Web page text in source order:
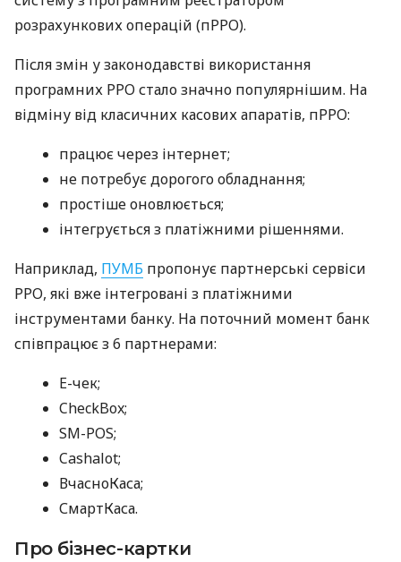
розрахункових операцій (пРРО).
Після змін у законодавстві використання
програмних РРО стало значно популярнішим. На
відміну від класичних касових апаратів, пРРО:
працює через інтернет;
не потребує дорогого обладнання;
простіше оновлюється;
інтегрується з платіжними рішеннями.
Наприклад, ПУМБ пропонує партнерські сервіси
РРО, які вже інтегровані з платіжними
інструментами банку. На поточний момент банк
співпрацює з 6 партнерами:
E-чек;
CheckBox;
SM-POS;
Cashalot;
ВчасноКаса;
СмартКаса.
Про бізнес-картки